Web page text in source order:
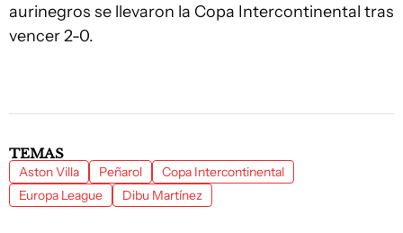
aurinegros se llevaron la Copa Intercontinental tras
vencer 2-0.
TEMAS
Aston Villa Peñarol
Copa Intercontinental
Europa League
Dibu Martínez